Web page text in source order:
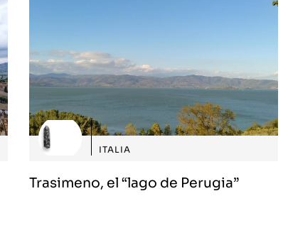
ITALIA
Trasimeno, el “lago de Perugia”